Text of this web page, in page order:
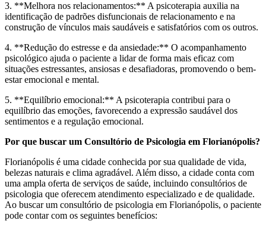
3. **Melhora nos relacionamentos:** A psicoterapia auxilia na
identificação de padrões disfuncionais de relacionamento e na
construção de vínculos mais saudáveis e satisfatórios com os outros.
4. **Redução do estresse e da ansiedade:** O acompanhamento
psicológico ajuda o paciente a lidar de forma mais eficaz com
situações estressantes, ansiosas e desafiadoras, promovendo o bem-
estar emocional e mental.
5. **Equilíbrio emocional:** A psicoterapia contribui para o
equilíbrio das emoções, favorecendo a expressão saudável dos
sentimentos e a regulação emocional.
Por que buscar um Consultório de Psicologia em Florianópolis?
Florianópolis é uma cidade conhecida por sua qualidade de vida,
belezas naturais e clima agradável. Além disso, a cidade conta com
uma ampla oferta de serviços de saúde, incluindo consultórios de
psicologia que oferecem atendimento especializado e de qualidade.
Ao buscar um consultório de psicologia em Florianópolis, o paciente
pode contar com os seguintes benefícios: